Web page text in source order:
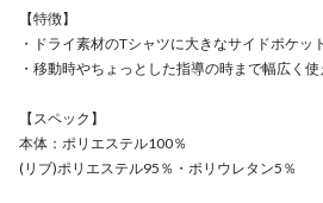
【特徴】
・ドライ素材のTシャツに大きなサイドポケッ
・移動時やちょっとした指導の時まで幅広く使
【スペック】
本体：ポリエステル100％
(リブ)ポリエステル95％・ポリウレタン5％